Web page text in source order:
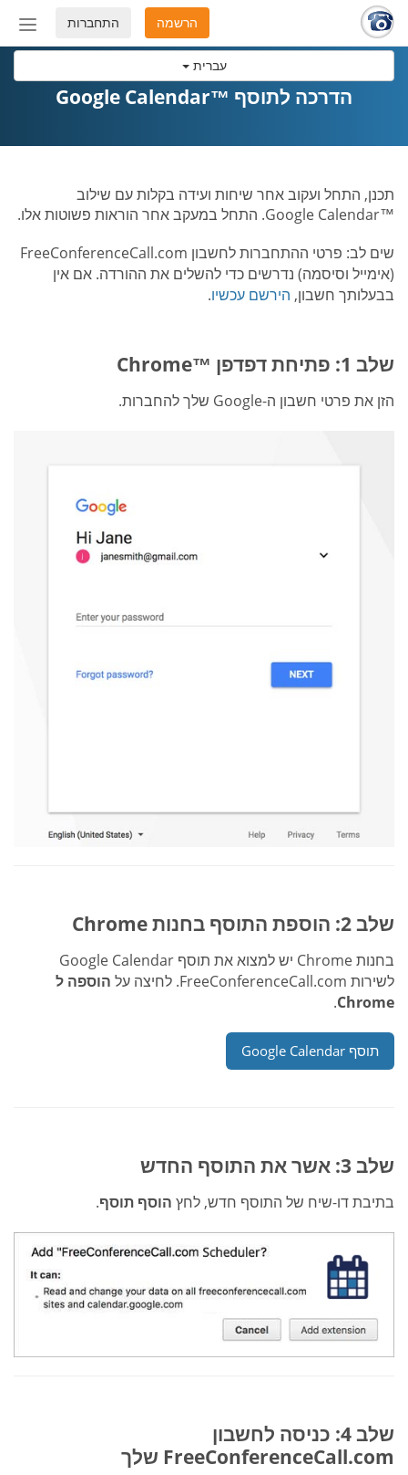
עברית
מצב
התחברות הרשמה
הדרכה לתוסף ™Google Calendar
תכנן, התחל ועקוב אחר שיחות ועידה בקלות עם שילוב
™Google Calendar. התחל במעקב אחר הוראות פשוטות אלו.
שים לב: פרטי ההתחברות לחשבון FreeConferenceCall.com
(אימייל וסיסמה) נדרשים כדי להשלים את ההורדה. אם אין
בבעלותך חשבון, הירשם עכשיו.
שלב 1: פתיחת דפדפן ™Chrome
הזן את פרטי חשבון ה-Google שלך להחברות.
שלב 2: הוספת התוסף בחנות Chrome
בחנות Chrome יש למצוא את תוסף Google Calendar
לשירות FreeConferenceCall.com. לחיצה על
הוספה ל
Chrome
.
תוסף Google Calendar
שלב 3: אשר את התוסף החדש
בתיבת דו-שיח של התוסף חדש, לחץ הוסף תוסף.
שלב 4: כניסה לחשבון
FreeConferenceCall.com שלך